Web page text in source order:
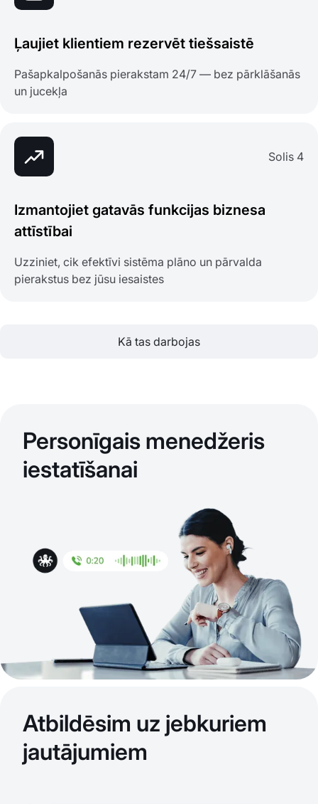
Ļaujiet klientiem rezervēt tiešsaistē
Pašapkalpošanās pierakstam 24/7 — bez pārklāšanās
un jucekļa
Solis 4
Izmantojiet gatavās funkcijas biznesa
attīstībai
Uzziniet, cik efektīvi sistēma plāno un pārvalda
pierakstus bez jūsu iesaistes
Kā tas darbojas
Personīgais menedžeris
iestatīšanai
Atbildēsim uz jebkuriem
jautājumiem